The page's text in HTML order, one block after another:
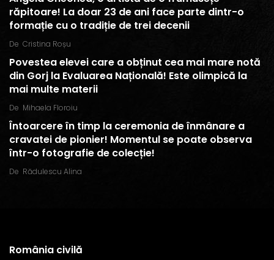
răpitoare! La doar 23 de ani face parte dintr-o
formație cu o tradiție de trei decenii
De Cristina Roșu
Povestea elevei care a obținut cea mai mare notă
din Gorj la Evaluarea Națională! Este olimpică la
mai multe materii
De Mihaela Floroiu
Întoarcere în timp la ceremonia de înmânare a
cravatei de pionier! Momentul se poate observa
într-o fotografie de colecție!
De Rădulescu Alina
România civilă